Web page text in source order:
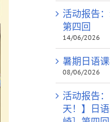
活动报告
第四回
14/06/2026
暑期日语
08/06/2026
活动报告
天！】日